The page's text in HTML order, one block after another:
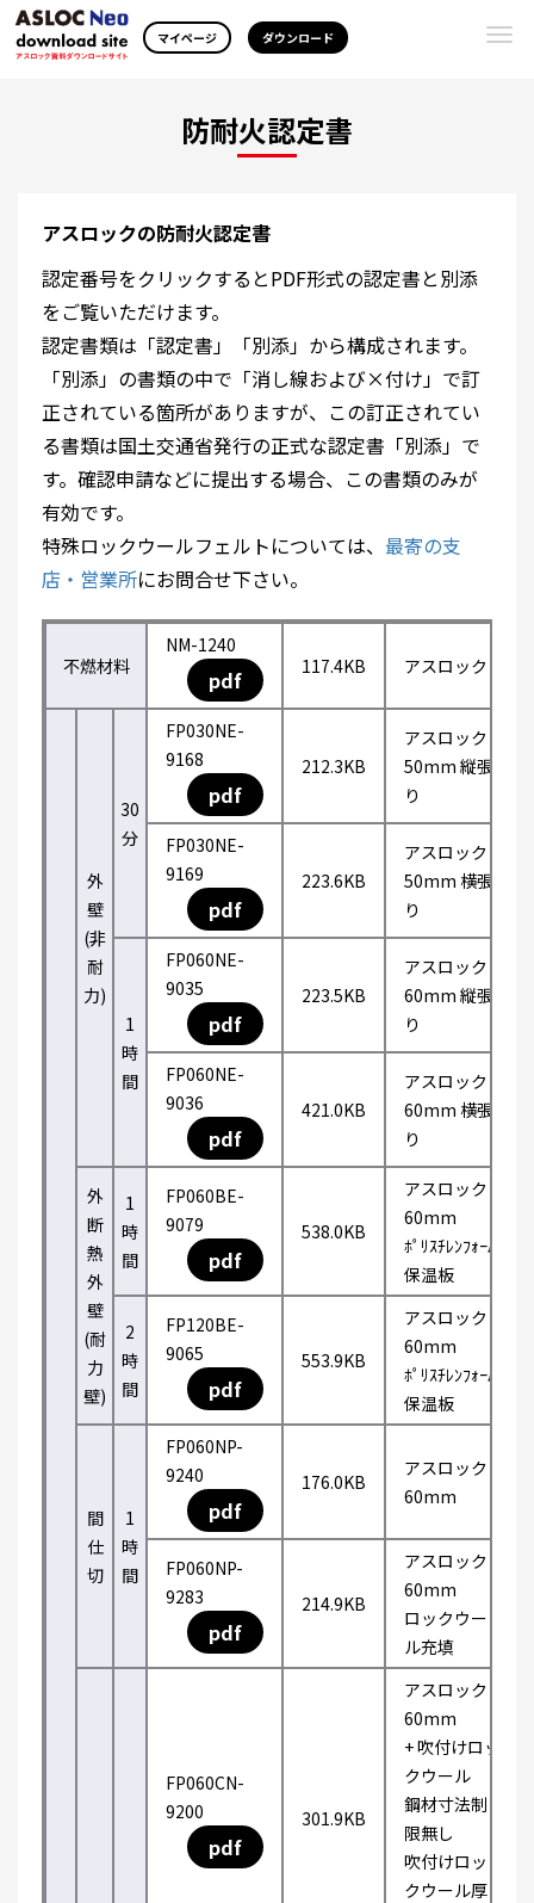
マイページ ダウンロード
防耐火認定書
アスロックの防耐火認定書
認定番号をクリックするとPDF形式の認定書と別添
をご覧いただけます。
認定書類は「認定書」「別添」から構成されます。
「別添」の書類の中で「消し線および×付け」で訂
正されている箇所がありますが、この訂正されてい
る書類は国土交通省発行の正式な認定書「別添」で
す。確認申請などに提出する場合、この書類のみが
有効です。
特殊ロックウールフェルトについては、 最寄の支
店・営業所にお問合せ下さい。
不燃材料
NM-1240
pdf 117.4KB アスロック
外
壁
(非
耐
力)
30
分
FP030NE-
9168
pdf
212.3KB
アスロック
50mm 縦張
り
FP030NE-
9169
pdf
223.6KB
アスロック
50mm 横張
り
1
時
間
FP060NE-
9035
pdf
223.5KB
アスロック
60mm 縦張
り
FP060NE-
9036
pdf
421.0KB
アスロック
60mm 横張
り
外
断
熱
外
壁
(耐
力
壁)
1
時
間
FP060BE-
9079
pdf
538.0KB
アスロック
60mm
ﾎﾟﾘｽﾁﾚﾝﾌｫｰﾑ
保温板
2
時
間
FP120BE-
9065
pdf
553.9KB
アスロック
60mm
ﾎﾟﾘｽﾁﾚﾝﾌｫｰﾑ
保温板
間
仕
切
1
時
間
FP060NP-
9240
pdf
176.0KB
アスロック
60mm
FP060NP-
9283
pdf
214.9KB
アスロック
60mm
ロックウー
ル充填
FP060CN-
9200
pdf
301.9KB
アスロック
60mm
+ 吹付けロッ
クウール
鋼材寸法制
限無し
吹付けロッ
クウール厚